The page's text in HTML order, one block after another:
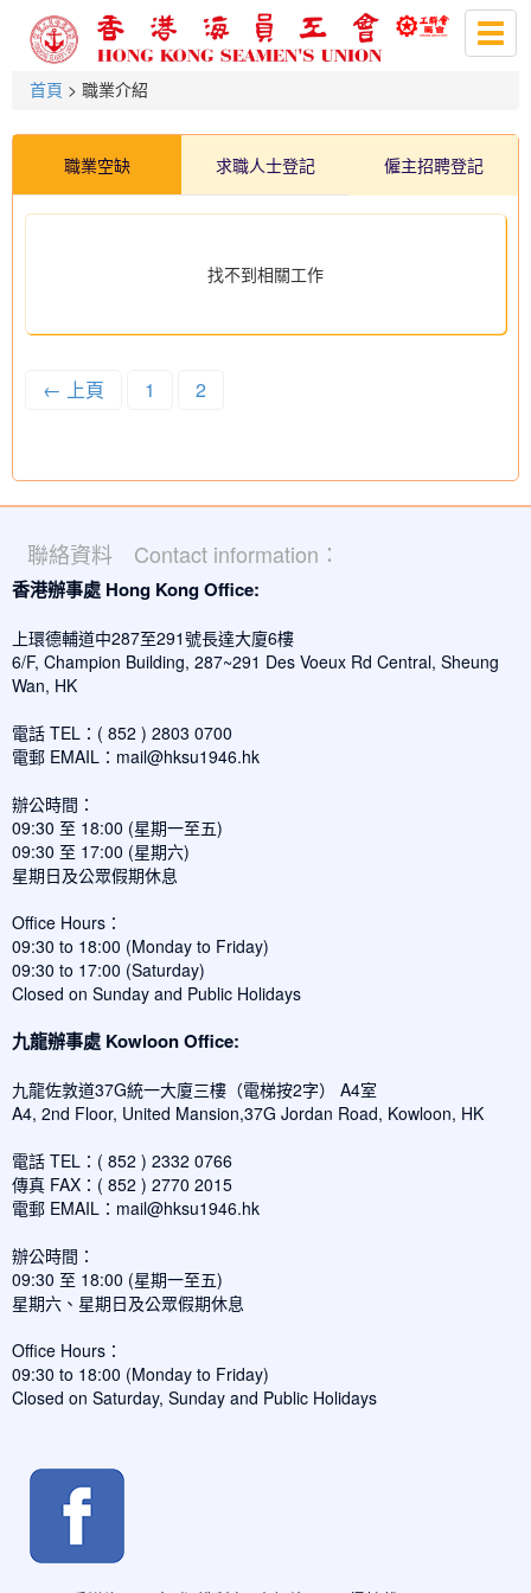
首頁 > 職業介紹
職業空缺 求職人士登記 僱主招聘登記
找不到相關工作
← 上頁 1 2
聯絡資料 Contact information：
香港辦事處 Hong Kong Office:
上環德輔道中287至291號長達大廈6樓
6/F, Champion Building, 287~291 Des Voeux Rd Central, Sheung
Wan, HK
電話 TEL：( 852 ) 2803 0700
電郵 EMAIL： mail@hksu1946.hk
辦公時間：
09:30 至 18:00 (星期一至五)
09:30 至 17:00 (星期六)
星期日及公眾假期休息
Office Hours：
09:30 to 18:00 (Monday to Friday)
09:30 to 17:00 (Saturday)
Closed on Sunday and Public Holidays
九龍辦事處 Kowloon Office:
九龍佐敦道37G統一大廈三樓（電梯按2字） A4室
A4, 2nd Floor, United Mansion,37G Jordan Road, Kowloon, HK
電話 TEL：( 852 ) 2332 0766
傳真 FAX：( 852 ) 2770 2015
電郵 EMAIL： mail@hksu1946.hk
辦公時間：
09:30 至 18:00 (星期一至五)
星期六、星期日及公眾假期休息
Office Hours：
09:30 to 18:00 (Monday to Friday)
Closed on Saturday, Sunday and Public Holidays